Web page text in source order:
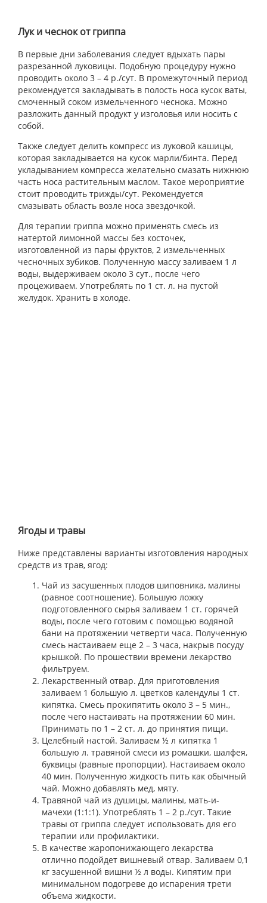
Лук и чеснок от гриппа
В первые дни заболевания следует вдыхать пары
разрезанной луковицы. Подобную процедуру нужно
проводить около 3 – 4 р./сут. В промежуточный период
рекомендуется закладывать в полость носа кусок ваты,
смоченный соком измельченного чеснока. Можно
разложить данный продукт у изголовья или носить с
собой.
Также следует делить компресс из луковой кашицы,
которая закладывается на кусок марли/бинта. Перед
укладыванием компресса желательно смазать нижнюю
часть носа растительным маслом. Такое мероприятие
стоит проводить трижды/сут. Рекомендуется
смазывать область возле носа звездочкой.
Для терапии гриппа можно применять смесь из
натертой лимонной массы без косточек,
изготовленной из пары фруктов, 2 измельченных
чесночных зубиков. Полученную массу заливаем 1 л
воды, выдерживаем около 3 сут., после чего
процеживаем. Употреблять по 1 ст. л. на пустой
желудок. Хранить в холоде.
Ягоды и травы
Ниже представлены варианты изготовления народных
средств из трав, ягод:
Чай из засушенных плодов шиповника, малины
(равное соотношение). Большую ложку
подготовленного сырья заливаем 1 ст. горячей
воды, после чего готовим с помощью водяной
бани на протяжении четверти часа. Полученную
смесь настаиваем еще 2 – 3 часа, накрыв посуду
крышкой. По прошествии времени лекарство
фильтруем.
Лекарственный отвар. Для приготовления
заливаем 1 большую л. цветков календулы 1 ст.
кипятка. Смесь прокипятить около 3 – 5 мин.,
после чего настаивать на протяжении 60 мин.
Принимать по 1 – 2 ст. л. до принятия пищи.
Целебный настой. Заливаем ½ л кипятка 1
большую л. травяной смеси из ромашки, шалфея,
буквицы (равные пропорции). Настаиваем около
40 мин. Полученную жидкость пить как обычный
чай. Можно добавлять мед, мяту.
Травяной чай из душицы, малины, мать-и-
мачехи (1:1:1). Употреблять 1 – 2 р./сут. Такие
травы от гриппа следует использовать для его
терапии или профилактики.
В качестве жаропонижающего лекарства
отлично подойдет вишневый отвар. Заливаем 0,1
кг засушенной вишни ½ л воды. Кипятим при
минимальном подогреве до испарения трети
объема жидкости.